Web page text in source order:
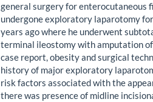
general surgery for enterocutaneous
undergone exploratory laparotomy
years ago where he underwent
terminal ileostomy with amputation
case report, obesity and surgical
history of major exploratory
risk factors associated with the
there was presence of midline